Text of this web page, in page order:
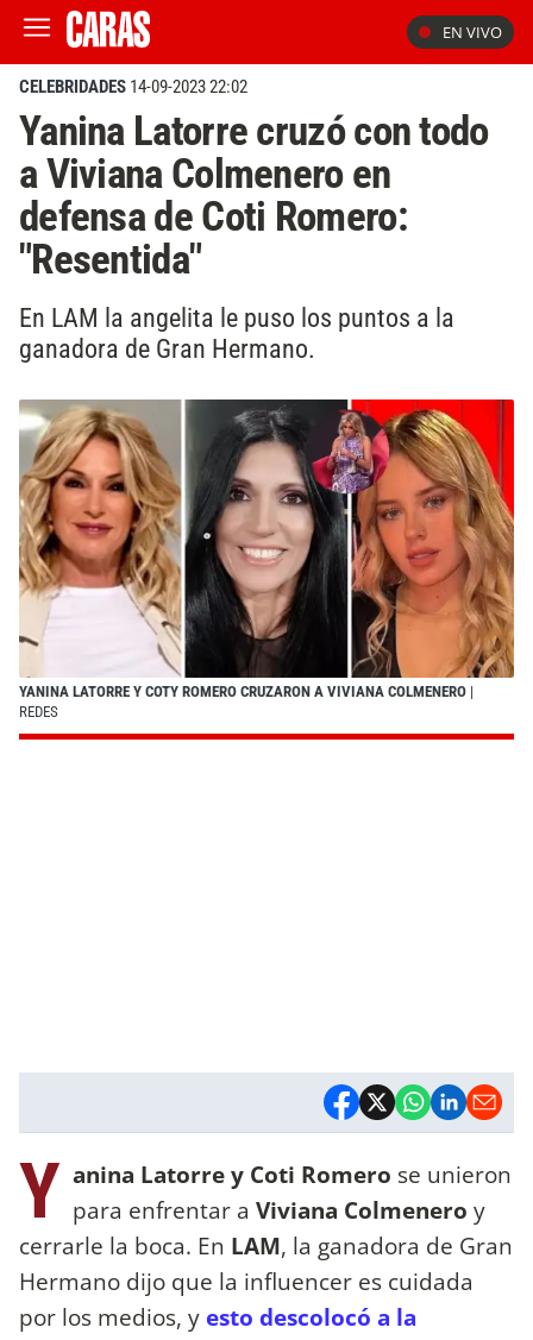
EN VIVO
CELEBRIDADES 14-09-2023 22:02
Yanina Latorre cruzó con todo
a Viviana Colmenero en
defensa de Coti Romero:
"Resentida"
En LAM la angelita le puso los puntos a la
ganadora de Gran Hermano.
YANINA LATORRE Y COTY ROMERO CRUZARON A VIVIANA COLMENERO |
REDES
Y anina Latorre y Coti Romero se unieron
para enfrentar a Viviana Colmenero y
cerrarle la boca. En LAM, la ganadora de Gran
Hermano dijo que la influencer es cuidada
por los medios, y esto descolocó a la